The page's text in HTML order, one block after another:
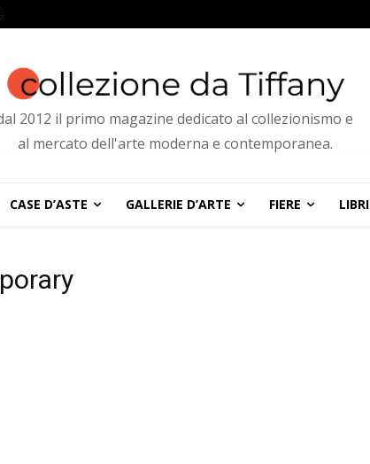
2012 il primo magazine dedicato al collezionismo e
al mercato dell'arte moderna e contemporanea.
CASE D’ASTE GALLERIE D’ARTE FIERE LIBRI